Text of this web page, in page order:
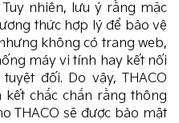
nhiên, lưu ý rằng mặc
thức hợp lý để bảo vệ
không có trang web,
máy vi tính hay kết nối
đối. Do vậy, THACO
chắc chắn rằng thông
THACO sẽ được bảo mật